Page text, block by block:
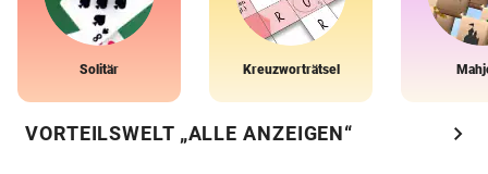
Solitär Kreuzworträtsel
VORTEILSWELT „ALLE ANZEIGEN“ chevron_right